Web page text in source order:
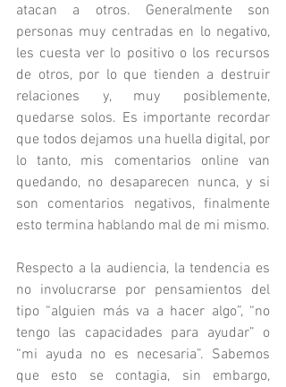
atacan a otros. Generalmente son
personas muy centradas en lo negativo,
les cuesta ver lo positivo o los recursos
de otros, por lo que tienden a destruir
relaciones y, muy posiblemente,
quedarse solos. Es importante recordar
que todos dejamos una huella digital, por
lo tanto, mis comentarios online van
quedando, no desaparecen nunca, y si
son comentarios negativos, finalmente
esto termina hablando mal de mi mismo.
Respecto a la audiencia, la tendencia es
no involucrarse por pensamientos del
tipo “alguien más va a hacer algo”, “no
tengo las capacidades para ayudar” o
“mi ayuda no es necesaria”. Sabemos
que esto se contagia, sin embargo,